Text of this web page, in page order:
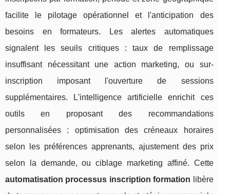
facilite le pilotage opérationnel et l'anticipation des
besoins en formateurs. Les alertes automatiques
signalent les seuils critiques : taux de remplissage
insuffisant nécessitant une action marketing, ou sur-
inscription imposant l'ouverture de sessions
supplémentaires. L'intelligence artificielle enrichit ces
outils en proposant des recommandations
personnalisées : optimisation des créneaux horaires
selon les préférences apprenants, ajustement des prix
selon la demande, ou ciblage marketing affiné. Cette
automatisation processus inscription formation libère